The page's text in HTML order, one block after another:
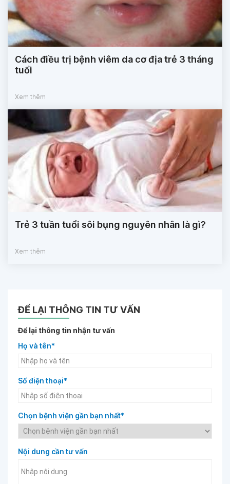
Cách điều trị bệnh viêm da cơ địa trẻ 3 tháng
tuổi
Xem thêm
Trẻ 3 tuần tuổi sôi bụng nguyên nhân là gì?
Xem thêm
ĐỂ LẠI THÔNG TIN TƯ VẤN
Để lại thông tin nhận tư vấn
Họ và tên*
Số điện thoại*
Chọn bệnh viện gần bạn nhất*
Nội dung cần tư vấn